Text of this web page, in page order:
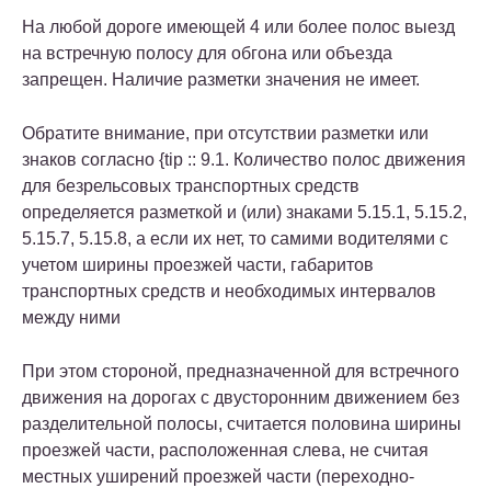
На любой дороге имеющей 4 или более полос выезд
на встречную полосу для обгона или объезда
запрещен. Наличие разметки значения не имеет.
Обратите внимание, при отсутствии разметки или
знаков согласно {tip :: 9.1. Количество полос движения
для безрельсовых транспортных средств
определяется разметкой и (или) знаками 5.15.1, 5.15.2,
5.15.7, 5.15.8, а если их нет, то самими водителями с
учетом ширины проезжей части, габаритов
транспортных средств и необходимых интервалов
между ними
При этом стороной, предназначенной для встречного
движения на дорогах с двусторонним движением без
разделительной полосы, считается половина ширины
проезжей части, расположенная слева, не считая
местных уширений проезжей части (переходно-